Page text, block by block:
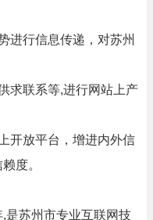
进行信息传递，对苏州
求联系等,进行网站上产
开放平台，增进内外信
度。
是苏州市专业互联网技